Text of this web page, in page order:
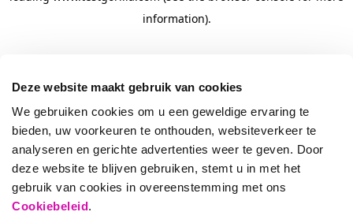
Deze website maakt gebruik van cookies
We gebruiken cookies om u een geweldige ervaring te
bieden, uw voorkeuren te onthouden, websiteverkeer te
analyseren en gerichte advertenties weer te geven. Door
deze website te blijven gebruiken, stemt u in met het
gebruik van cookies in overeenstemming met ons
Cookiebeleid.
information).